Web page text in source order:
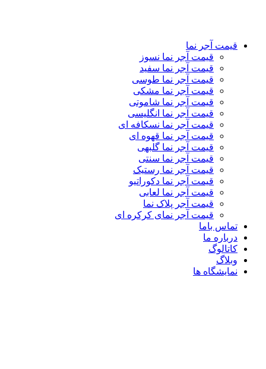
قیمت آجر نما
قیمت آجر نما نسوز
قیمت آجر نما سفید
قیمت آجر نما طوسی
قیمت آجر نما مشکی
قیمت آجر نما شاموتی
قیمت آجر نما انگلیسی
قیمت آجر نما نسکافه ای
قیمت آجر نما قهوه ای
قیمت آجر نما گلبهی
قیمت آجر نما سنتی
قیمت آجر نما رستیک
قیمت آجر نما دکوراتیو
قیمت آجر نما لعابی
قیمت آجر پلاک نما
قیمت آجر نمای کرکره ای
تماس باما
درباره ما
کاتالوگ
وبلاگ
نمایشگاه ها